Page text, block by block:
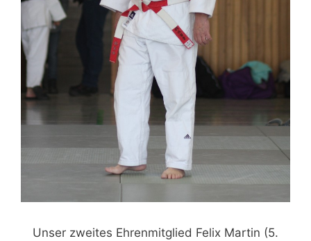
Unser zweites Ehrenmitglied Felix Martin (5.